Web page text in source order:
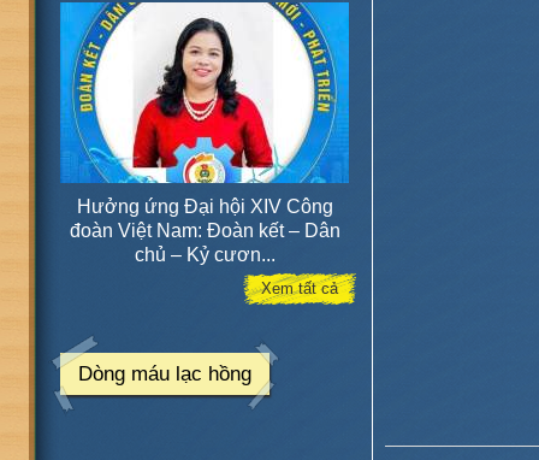
Hưởng ứng Đại hội XIV Công
đoàn Việt Nam: Đoàn kết – Dân
chủ – Kỷ cươn...
Xem tất cả
Dòng máu lạc hồng